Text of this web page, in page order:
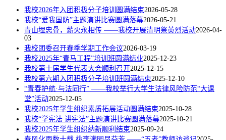
我校2026年入团积极分子培训圆满结束2026-05-28
我校“爱我国防”主题演讲比赛圆满落幕2026-05-21
青山埋忠骨，薪火永相传 ——我校开展清明祭英烈活动2026-04-
03
我校团委召开春季学期工作会议2026-03-19
我校2025年“青马工程”培训班圆满结业2025-12-23
我校第十届学生代表大会顺利召开2025-12-15
我校第六期入团积极分子培训班圆满结束2025-12-10
“青春护航·与法同行” ——我校举行大学生法律风险防范“大课
堂”活动2025-12-05
我校2025年学生组织素质拓展活动圆满结束2025-10-28
我校“学宪法 讲宪法”主题演讲比赛圆满落幕2025-10-21
我校2025年学生组织纳新顺利结束2025-09-24